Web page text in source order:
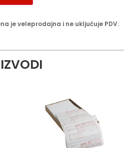
je veleprodajna i ne uključuje PDV.